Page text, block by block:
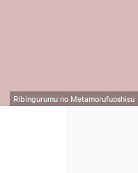
Ribingurumu no Metamorufuoshisu